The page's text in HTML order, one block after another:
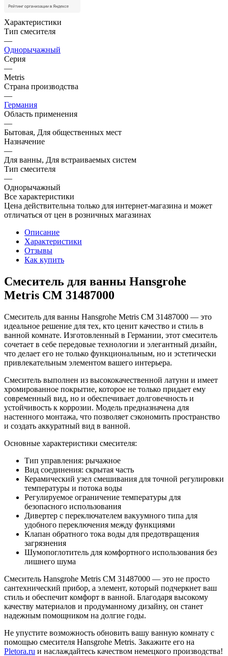
Характеристики
Тип смесителя
—
Однорычажный
Серия
—
Metris
Страна производства
—
Германия
Область применения
—
Бытовая, Для общественных мест
Назначение
—
Для ванны, Для встраиваемых систем
Тип смесителя
—
Однорычажный
Все характеристики
Цена действительна только для интернет-магазина и может
отличаться от цен в розничных магазинах
Описание
Характеристики
Отзывы
Как купить
Смеситель для ванны Hansgrohe
Metris СМ 31487000
Смеситель для ванны Hansgrohe Metris СМ 31487000 — это
идеальное решение для тех, кто ценит качество и стиль в
ванной комнате. Изготовленный в Германии, этот смеситель
сочетает в себе передовые технологии и элегантный дизайн,
что делает его не только функциональным, но и эстетически
привлекательным элементом вашего интерьера.
Смеситель выполнен из высококачественной латуни и имеет
хромированное покрытие, которое не только придает ему
современный вид, но и обеспечивает долговечность и
устойчивость к коррозии. Модель предназначена для
настенного монтажа, что позволяет сэкономить пространство
и создать аккуратный вид в ванной.
Основные характеристики смесителя:
Тип управления: рычажное
Вид соединения: скрытая часть
Керамический узел смешивания для точной регулировки
температуры и потока воды
Регулируемое ограничение температуры для
безопасного использования
Дивертер с переключателем вакуумного типа для
удобного переключения между функциями
Клапан обратного тока воды для предотвращения
загрязнения
Шумопоглотитель для комфортного использования без
лишнего шума
Смеситель Hansgrohe Metris СМ 31487000 — это не просто
сантехнический прибор, а элемент, который подчеркнет ваш
стиль и обеспечит комфорт в ванной. Благодаря высокому
качеству материалов и продуманному дизайну, он станет
надежным помощником на долгие годы.
Не упустите возможность обновить вашу ванную комнату с
помощью смесителя Hansgrohe Metris. Закажите его на
Pletora.ru и наслаждайтесь качеством немецкого производства!